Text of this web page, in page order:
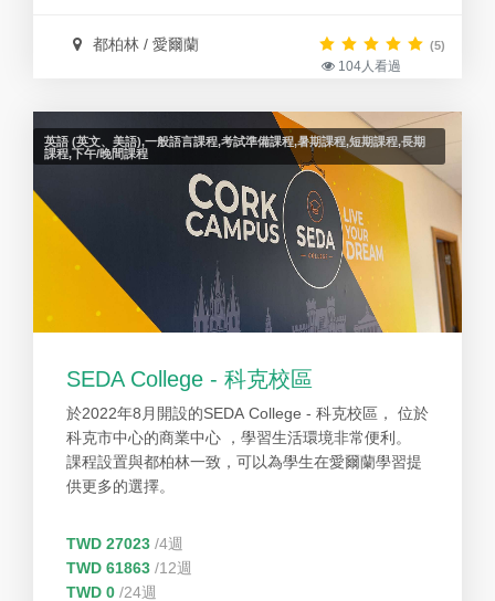
都柏林 / 愛爾蘭 (5)
104人看過
英語 (英文、美語),一般語言課程,考試準備課程,暑期課程,短期課程,長期
課程,下午/晚間課程
SEDA College - 科克校區
於2022年8月開設的SEDA College - 科克校區， 位於
科克市中心的商業中心 ，學習生活環境非常便利。
課程設置與都柏林一致，可以為學生在愛爾蘭學習提
供更多的選擇。
TWD 27023 /4週
TWD 61863 /12週
TWD 0 /24週